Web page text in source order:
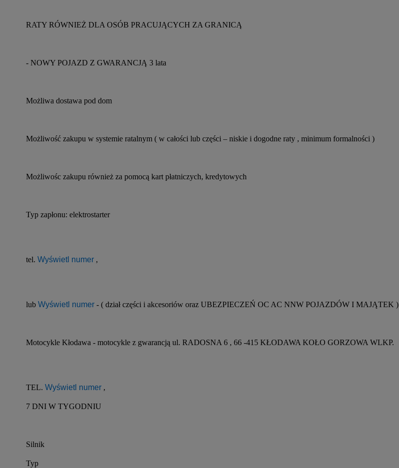
RATY RÓWNIEŻ DLA OSÓB PRACUJĄCYCH ZA GRANICĄ
- NOWY POJAZD Z GWARANCJĄ 3 lata
Możliwa dostawa pod dom
Możliwość zakupu w systemie ratalnym ( w całości lub części – niskie i dogodne raty , minimum formalności )
Możliwośc zakupu również za pomocą kart płatniczych, kredytowych
Typ zapłonu: elektrostarter
tel. Wyświetl numer ,
lub Wyświetl numer - ( dział części i akcesoriów oraz UBEZPIECZEŃ OC AC NNW POJAZDÓW I MAJĄTEK )
Motocykle Kłodawa - motocykle z gwarancją ul. RADOSNA 6 , 66 -415 KŁODAWA KOŁO GORZOWA WLKP.
TEL. Wyświetl numer ,
7 DNI W TYGODNIU
Silnik
Typ